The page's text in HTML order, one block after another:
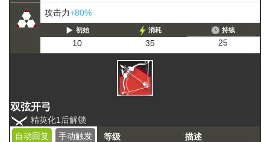
攻击力+80%
初始
10
消耗
35
持续
25
双弦开弓
精英化1后解锁
自动回复
手动触发 等级 描述